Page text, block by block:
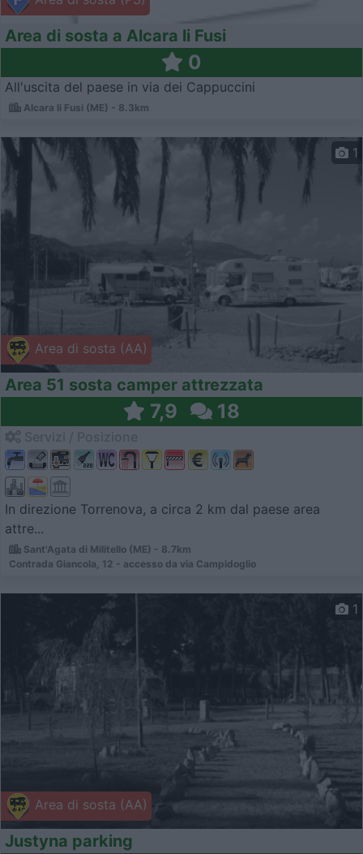
Area di sosta a Alcara li Fusi
0
All'uscita del paese in via dei Cappuccini
Alcara li Fusi (ME) - 8.3km
Area di sosta (AA)
1
Area 51 sosta camper attrezzata
7,9 18
In direzione Torrenova, a circa 2 km dal paese area
attre...
Sant'Agata di Militello (ME) - 8.7km
Contrada Giancola, 12 - accesso da via Campidoglio
Area di sosta (AA)
1
Justyna parking